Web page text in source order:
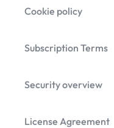
Cookie policy
Subscription Terms
Security overview
License Agreement